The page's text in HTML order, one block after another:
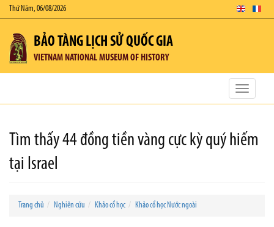
Thứ Năm, 06/08/2026
BẢO TÀNG LỊCH SỬ QUỐC GIA
VIETNAM NATIONAL MUSEUM OF HISTORY
Toggle
Tìm thấy 44 đồng tiền vàng cực kỳ quý hiếm
tại Israel
Trang chủ Nghiên cứu Khảo cổ học Khảo cổ học Nước ngoài